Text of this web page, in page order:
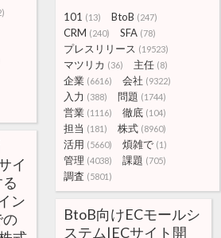
101 (13) BtoB (247)
CRM (240) SFA (78)
プレスリリース (19523)
マツリカ (36) 主任 (8)
企業 (6616) 会社 (9322)
入力 (388) 問題 (1744)
営業 (1116) 徹底 (104)
担当 (181) 株式 (8960)
活用 (5660) 煩雑で (1)
管理 (4038) 課題 (705)
調査 (5801)
イ
ン
の
BtoB向けECモールシ
ステム|ECサイト開